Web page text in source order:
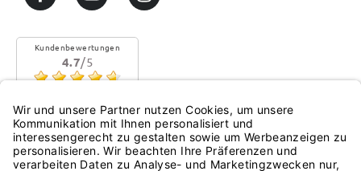
Kundenbewertungen
4.7/5
Sehr gute Qualität
Mehr...